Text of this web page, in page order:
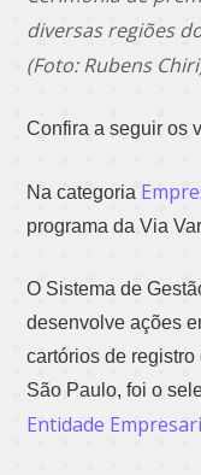
diversas regiões
(Foto: Rubens
Confira a seguir os
Na categoria
programa da Via
O Sistema de
desenvolve ações
cartórios de
São Paulo, foi o
Entidade